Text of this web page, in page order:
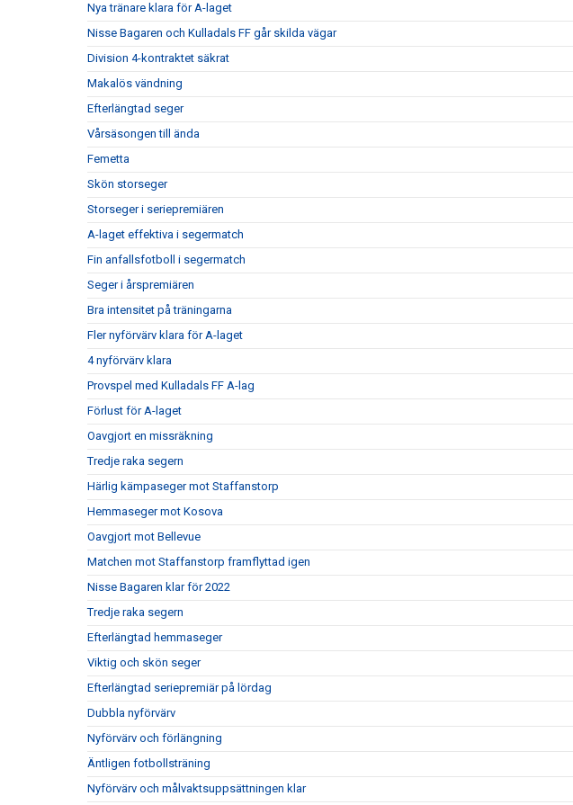
Nya tränare klara för A-laget
Nisse Bagaren och Kulladals FF går skilda vägar
Division 4-kontraktet säkrat
Makalös vändning
Efterlängtad seger
Vårsäsongen till ända
Femetta
Skön storseger
Storseger i seriepremiären
A-laget effektiva i segermatch
Fin anfallsfotboll i segermatch
Seger i årspremiären
Bra intensitet på träningarna
Fler nyförvärv klara för A-laget
4 nyförvärv klara
Provspel med Kulladals FF A-lag
Förlust för A-laget
Oavgjort en missräkning
Tredje raka segern
Härlig kämpaseger mot Staffanstorp
Hemmaseger mot Kosova
Oavgjort mot Bellevue
Matchen mot Staffanstorp framflyttad igen
Nisse Bagaren klar för 2022
Tredje raka segern
Efterlängtad hemmaseger
Viktig och skön seger
Efterlängtad seriepremiär på lördag
Dubbla nyförvärv
Nyförvärv och förlängning
Äntligen fotbollsträning
Nyförvärv och målvaktsuppsättningen klar